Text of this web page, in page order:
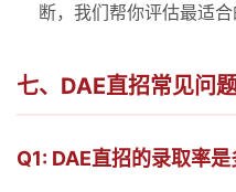
断，我们帮你评估最适
七、DAE直招常见问题
Q1: DAE直招的录取率是